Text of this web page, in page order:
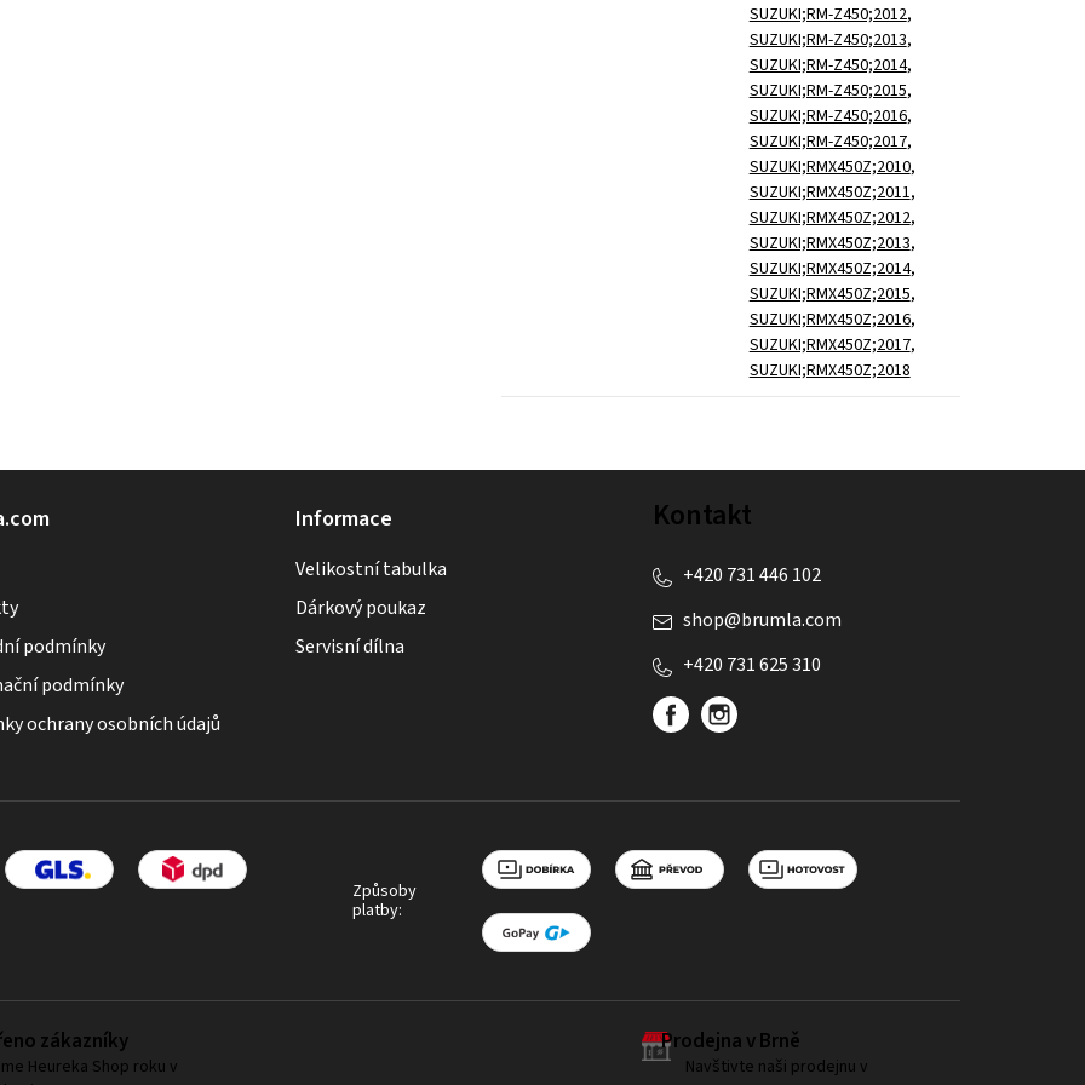
SUZUKI;RM-Z450;2012,
SUZUKI;RM-Z450;2013,
SUZUKI;RM-Z450;2014,
SUZUKI;RM-Z450;2015,
SUZUKI;RM-Z450;2016,
SUZUKI;RM-Z450;2017,
SUZUKI;RMX450Z;2010,
SUZUKI;RMX450Z;2011,
SUZUKI;RMX450Z;2012,
SUZUKI;RMX450Z;2013,
SUZUKI;RMX450Z;2014,
SUZUKI;RMX450Z;2015,
SUZUKI;RMX450Z;2016,
SUZUKI;RMX450Z;2017,
SUZUKI;RMX450Z;2018
podmínky
podmínky
ochrany osobních údajů
Informace
Velikostní tabulka
Dárkový poukaz
Servisní dílna
Kontakt
shop@brumla.com
+420 731 446 102
+420 731 625 310
Způsoby
platby:
zákazníky
Heureka Shop roku v
Prodejna v Brně
Navštivte naši prodejnu v